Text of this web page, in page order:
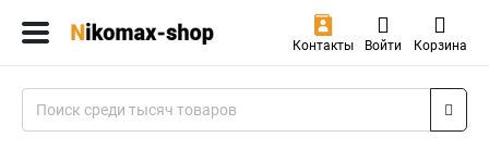
Контакты Войти Корзина